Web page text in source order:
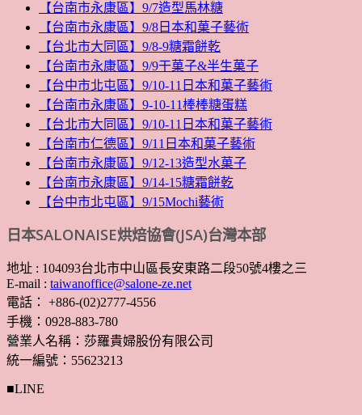
【台南市永康區】9/7造型馬林糖
【台南市永康區】9/8日本和菓子藝術
【台北市大同區】9/8-9糖霜餅乾
【台南市永康區】9/9干菓子&半生菓子
【台中市北屯區】9/10-11日本和菓子藝術
【台南市永康區】9-10-11棒棒糖蛋糕
【台北市大同區】9/10-11日本和菓子藝術
【台南市仁德區】9/11日本和菓子藝術
【台南市永康區】9/12-13造型水菓子
【台南市永康區】9/14-15糖霜餅乾
【台中市北屯區】9/15Mochi藝術
日本SALONAISE烘焙協會(JSA)台灣本部
地址 : 104093台北市中山區長安東路二段50號4樓之三
E-mail : taiwanoffice@salone-ze.net
電話： +886-(02)2777-4556
手機：0928-883-780
營業人名稱：莎羅貴婦股份有限公司
統一編號：55623213
■LINE